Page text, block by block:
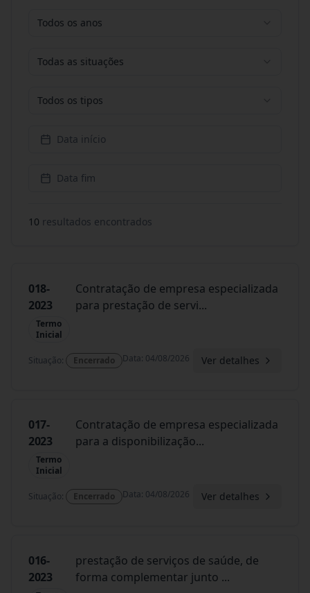
Todos os anos
Todas as situações
Todos os tipos
Data início
Data fim
10 resultados encontrados
018-
2023
Termo
Inicial
Contratação de empresa especializada
para prestação de servi...
Situação: Encerrado Data: 04/08/2026 Ver detalhes
017-
2023
Termo
Inicial
Contratação de empresa especializada
para a disponibilização...
Situação: Encerrado Data: 04/08/2026 Ver detalhes
016-
2023
prestação de serviços de saúde, de
forma complementar junto ...